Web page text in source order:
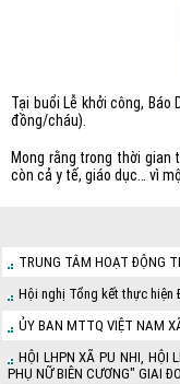
Tại buổi Lễ khởi công,
đồng/cháu).
Mong rằng trong thời
còn cả y tế, giáo dục… vì
TRUNG TÂM HOẠT ĐỘNG
Hội nghị Tổng kết thực hiện
ỦY BAN MTTQ VIỆT NAM
HỘI LHPN XÃ PU NHI, HỘI
PHỤ NỮ BIÊN CƯƠNG" GIAI